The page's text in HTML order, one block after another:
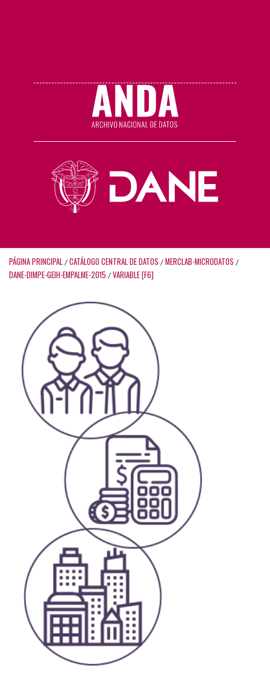
PÁGINA PRINCIPAL / CATÁLOGO CENTRAL DE DATOS / MERCLAB-MICRODATOS /
DANE-DIMPE-GEIH-EMPALME-2015 / VARIABLE [F6]